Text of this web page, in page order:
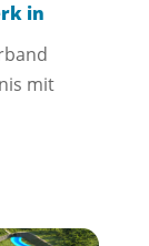
in
mit